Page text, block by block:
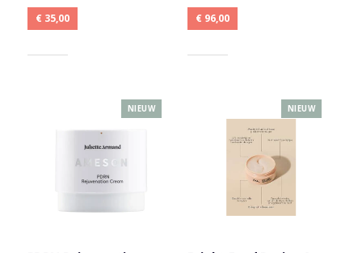
€ 35,00 € 96,00
NIEUW NIEUW